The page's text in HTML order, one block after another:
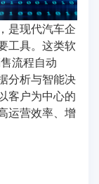
是现代汽车企
工具。这类软
流程自动
分析与智能决
客户为中心的
运营效率、增